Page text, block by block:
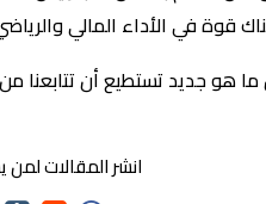
قوة في الأداء المالي
هو جديد تستطيع أن تتابعنا
انشر المقالات لمن